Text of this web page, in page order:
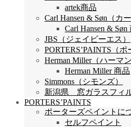
artek商品
Carl Hansen & Søn（カ
Carl Hansen & Søn
JBS（ジェイビーエス）
PORTERS’PAINTS（
Herman Miller（ハーマ
Herman Miller 商品
Simmons（シモンズ）
新潟県 窓ガラスフィ
PORTERS’PAINTS
ポーターズペイントに
セルフペイント